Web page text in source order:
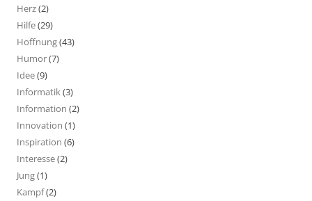
Herz(2)
Hilfe(29)
Hoffnung(43)
Humor(7)
Idee(9)
Informatik(3)
Information (2)
Innovation (1)
Inspiration (6)
Interesse(2)
Jung(1)
Kampf(2)